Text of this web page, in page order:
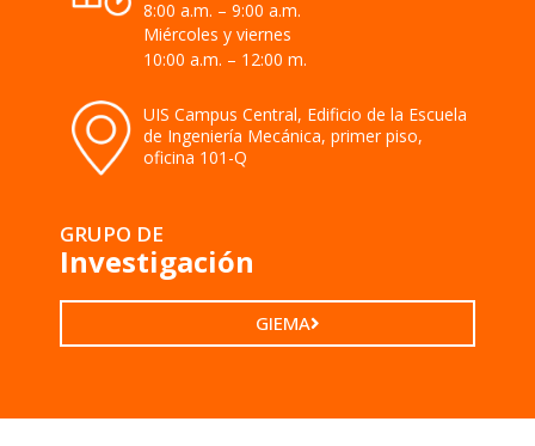
8:00 a.m. – 9:00 a.m.
Miércoles y viernes
10:00 a.m. – 12:00 m.
UIS Campus Central, Edificio de la Escuela
de Ingeniería Mecánica, primer piso,
oficina 101-Q
GRUPO DE
Investigación
GIEMA